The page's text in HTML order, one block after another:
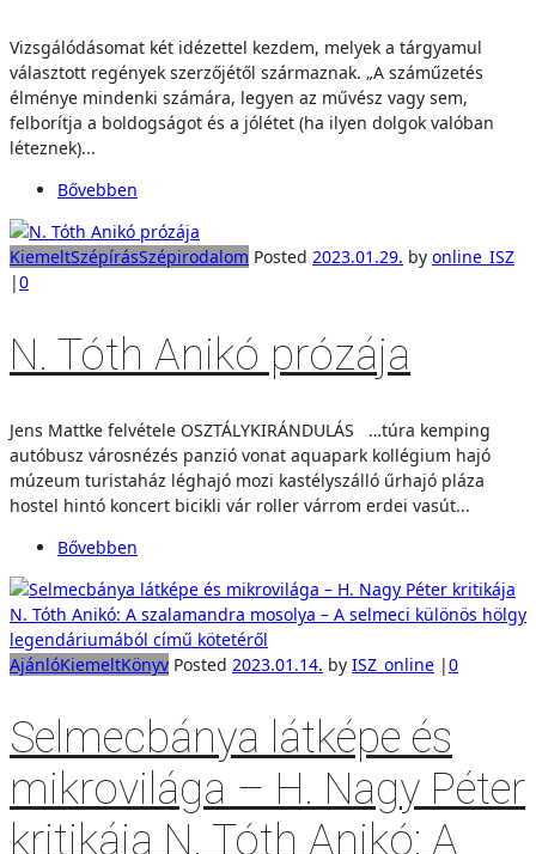
Vizsgálódásomat két idézettel kezdem, melyek a tárgyamul
választott regények szerzőjétől származnak. „A száműzetés
élménye mindenki számára, legyen az művész vagy sem,
felborítja a boldogságot és a jólétet (ha ilyen dolgok valóban
léteznek)...
Bővebben
KiemeltSzépírásSzépirodalom Posted 2023.01.29. by online_ISZ
|0
N. Tóth Anikó prózája
Jens Mattke felvétele OSZTÁLYKIRÁNDULÁS …túra kemping
autóbusz városnézés panzió vonat aquapark kollégium hajó
múzeum turistaház léghajó mozi kastélyszálló űrhajó pláza
hostel hintó koncert bicikli vár roller várrom erdei vasút...
Bővebben
AjánlóKiemeltKönyv Posted 2023.01.14. by ISZ_online |0
Selmecbánya látképe és
mikrovilága – H. Nagy Péter
kritikája N. Tóth Anikó: A